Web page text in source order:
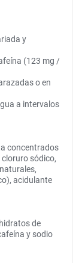
y
(123 mg /
o en
a intervalos
concentrados
sódico,
acidulante
de
y sodio